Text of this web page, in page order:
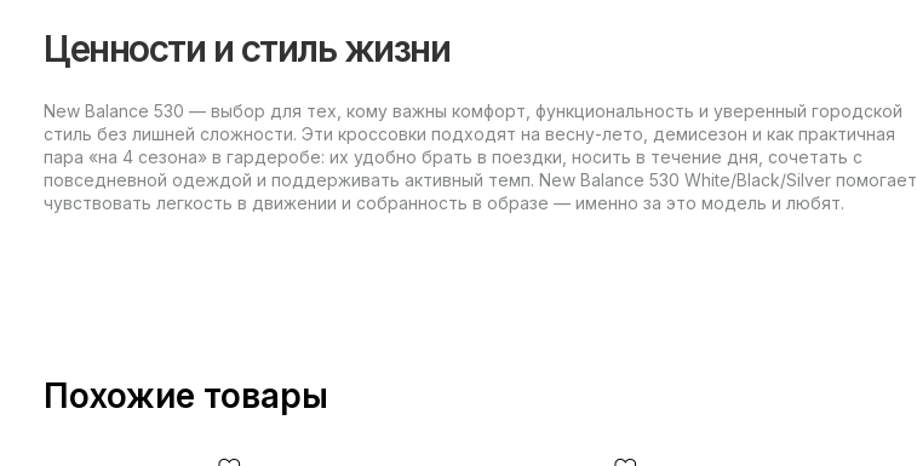
Ценности и стиль жизни
New Balance 530 — выбор для тех, кому важны комфорт, функциональность и уверенный городской
стиль без лишней сложности. Эти кроссовки подходят на весну-лето, демисезон и как практичная
пара «на 4 сезона» в гардеробе: их удобно брать в поездки, носить в течение дня, сочетать с
повседневной одеждой и поддерживать активный темп. New Balance 530 White/Black/Silver помогает
чувствовать легкость в движении и собранность в образе — именно за это модель и любят.
Похожие товары